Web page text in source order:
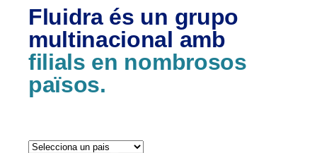
Fluidra és un grupo
multinacional amb
filials en nombrosos
països.